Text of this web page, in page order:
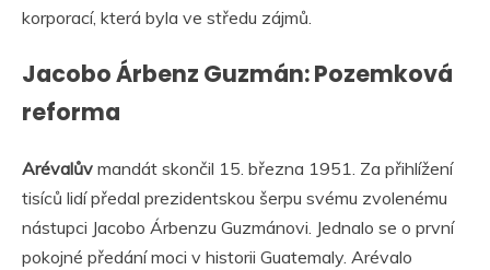
korporací, která byla ve středu zájmů.
Jacobo Árbenz Guzmán: Pozemková
reforma
Arévalův mandát skončil 15. března 1951. Za přihlížení
tisíců lidí předal prezidentskou šerpu svému zvolenému
nástupci Jacobo Árbenzu Guzmánovi. Jednalo se o první
pokojné předání moci v historii Guatemaly. Arévalo